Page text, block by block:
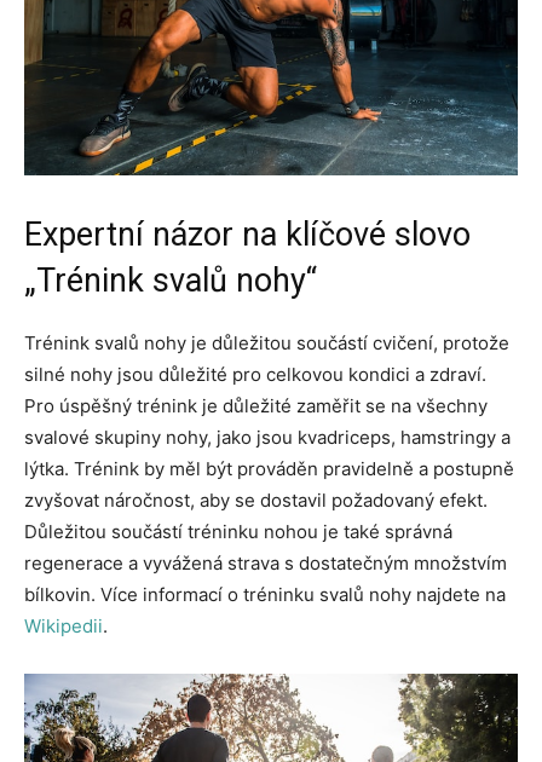
Expertní názor na klíčové slovo
„Trénink svalů nohy“
Trénink svalů nohy je důležitou součástí cvičení, protože
silné nohy jsou důležité pro celkovou kondici a zdraví.
Pro úspěšný trénink je důležité zaměřit se na všechny
svalové skupiny nohy, jako jsou kvadriceps, hamstringy a
lýtka. Trénink by měl být prováděn pravidelně a postupně
zvyšovat náročnost, aby se dostavil požadovaný efekt.
Důležitou součástí tréninku nohou je také správná
regenerace a vyvážená strava s dostatečným množstvím
bílkovin. Více informací o tréninku svalů nohy najdete na
Wikipedii.